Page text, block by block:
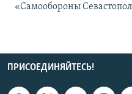
«Самообороны
ПРИСОЕДИНЯЙТЕСЬ!